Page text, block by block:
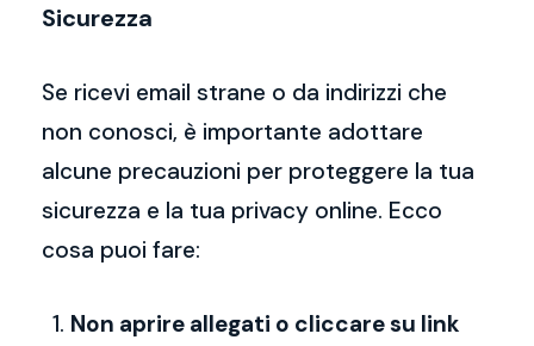
Sicurezza
Se ricevi email strane o da indirizzi che
non conosci, è importante adottare
alcune precauzioni per proteggere la tua
sicurezza e la tua privacy online. Ecco
cosa puoi fare:
Non aprire allegati o cliccare su link